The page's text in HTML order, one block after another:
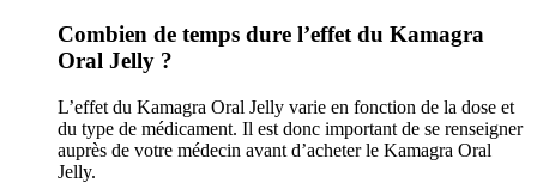
Combien de temps dure l’effet du Kamagra
Oral Jelly ?
L’effet du Kamagra Oral Jelly varie en fonction de la dose et
du type de médicament. Il est donc important de se renseigner
auprès de votre médecin avant d’acheter le Kamagra Oral
Jelly.